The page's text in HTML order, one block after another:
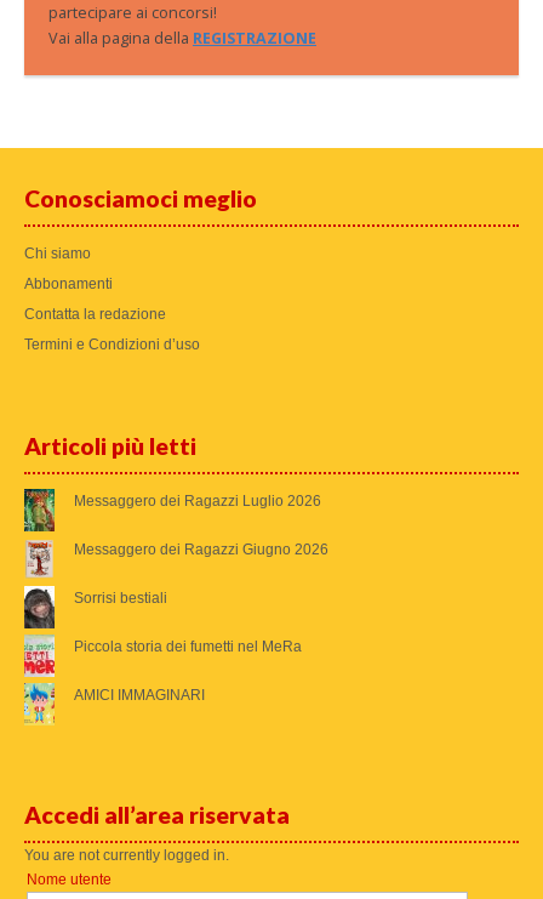
partecipare ai concorsi!
Vai alla pagina della REGISTRAZIONE
Conosciamoci meglio
Chi siamo
Abbonamenti
Contatta la redazione
Termini e Condizioni d’uso
Articoli più letti
Messaggero dei Ragazzi Luglio 2026
Messaggero dei Ragazzi Giugno 2026
Sorrisi bestiali
Piccola storia dei fumetti nel MeRa
AMICI IMMAGINARI
Accedi all’area riservata
You are not currently logged in.
Nome utente